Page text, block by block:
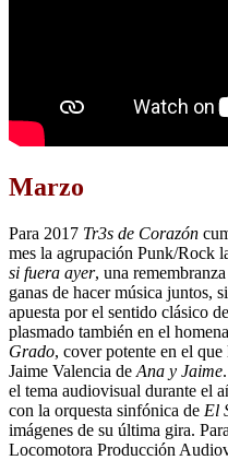
Marzo
Para 2017 Tr3s de Corazón
mes la agrupación Punk/Rock
si fuera ayer, una
ganas de hacer música juntos,
apuesta por el sentido clásico
plasmado también en el
Grado, cover potente en el
Jaime Valencia de Ana y Jaime
el tema audiovisual durante el
con la orquesta sinfónica de El
imágenes de su última gira.
Locomotora Producción